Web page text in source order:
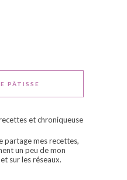
PÂTISSE
et chroniqueuse
partage mes recettes,
un peu de mon
sur les réseaux.